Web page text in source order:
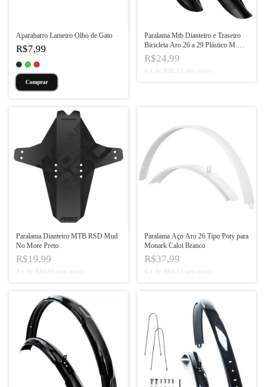
Aparabarro Lameiro Olho de Gato
R$7,99
Comprar
Paralama Mtb Dianteiro e Traseiro
Bicicleta Aro 26 a 29 Plástico M.
Frik
R$24,99
4 x R$6,25 sem juros
Paralama Dianteiro MTB RSD Mud
No More Preto
R$19,99
3 x R$6,66 sem juros
Paralama Aço Aro 26 Tipo Poty para
Monark Caloi Branco
R$37,99
6 x R$6,33 sem juros